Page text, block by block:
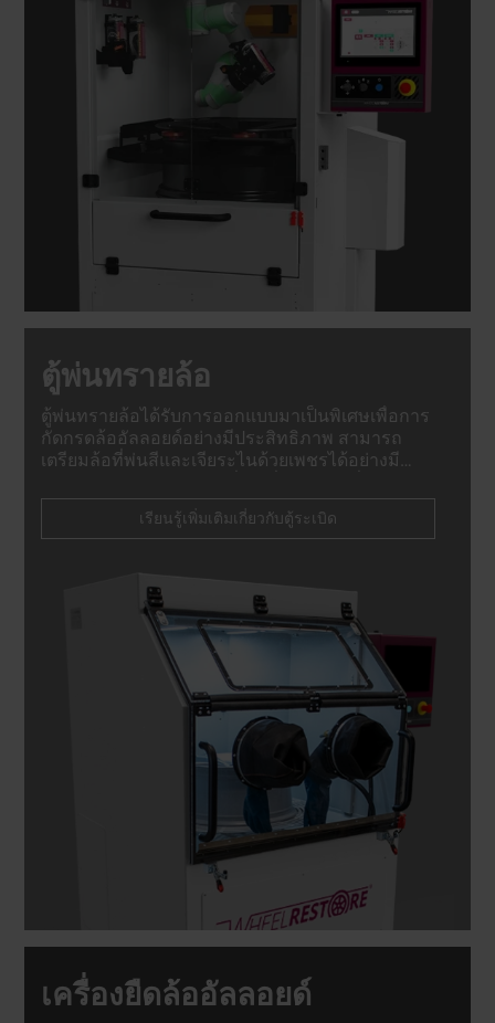
ตู้พ่นทรายล้อ
ตู้พ่นทรายล้อได้รับการออกแบบมาเป็นพิเศษเพื่อการ
กัดกรดล้ออัลลอยด์อย่างมีประสิทธิภาพ สามารถ
เตรียมล้อที่พ่นสีและเจียระไนด้วยเพชรได้อย่างมี
ผลลัพธ์ที่ไร้ที่ติทุกครั้ง.
เรียนรู้เพิ่มเติมเกี่ยวกับตู้ระเบิด
เครื่องยืดล้ออัลลอยด์